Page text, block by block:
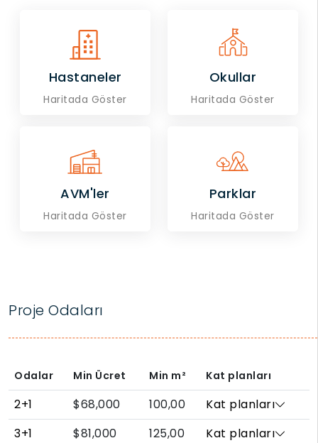
Hastaneler
Haritada Göster
Okullar
Haritada Göster
AVM'ler
Haritada Göster
Parklar
Haritada Göster
Proje Odaları
Odalar Min Ücret Min m² Kat planları
2+1 $68,000 100,00
Kat planları
3+1
$81,000 125,00 Kat planları